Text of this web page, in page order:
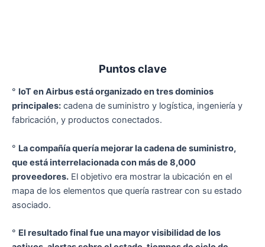
Puntos clave
° IoT en Airbus está organizado en tres dominios
principales: cadena de suministro y logística, ingeniería y
fabricación, y productos conectados.
° La compañía quería mejorar la cadena de suministro,
que está interrelacionada con más de 8,000
proveedores. El objetivo era mostrar la ubicación en el
mapa de los elementos que quería rastrear con su estado
asociado.
° El resultado final fue una mayor visibilidad de los